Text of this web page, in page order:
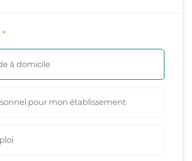
à domicile
pour mon établissement